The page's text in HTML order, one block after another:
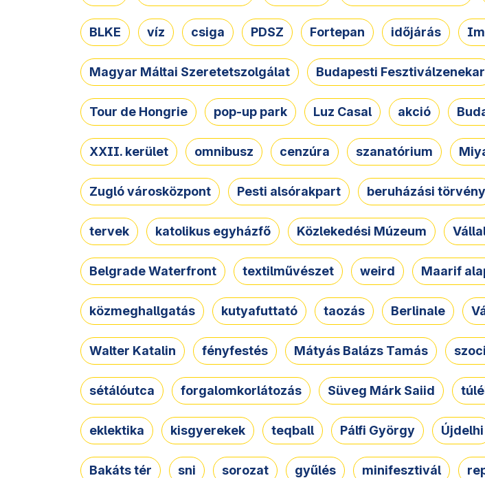
BLKE víz csiga PDSZ Fortepan időjárás
Magyar Máltai Szeretetszolgálat Budapesti Fesztiválzenekar
Tour de Hongrie pop-up park Luz Casal akció
XXII. kerület omnibusz cenzúra szanatórium
Zugló városközpont Pesti alsórakpart beruházási törvény
tervek katolikus egyházfő Közlekedési Múzeum
Belgrade Waterfront textilművészet weird Maarif
közmeghallgatás kutyafuttató taozás Berlinale
Walter Katalin fényfestés Mátyás Balázs Tamás
sétálóutca forgalomkorlátozás Süveg Márk Saiid
eklektika kisgyerekek teqball Pálfi György Újdelhi
Bakáts tér sni sorozat gyűlés minifesztivál